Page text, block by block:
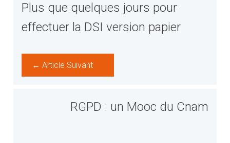
Plus que quelques jours pour
effectuer la DSI version papier
← Article Suivant
RGPD : un Mooc du Cnam